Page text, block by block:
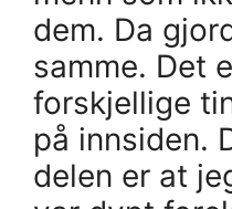
dem. Da
samme. Det
forskjellige
på innsiden.
delen er at